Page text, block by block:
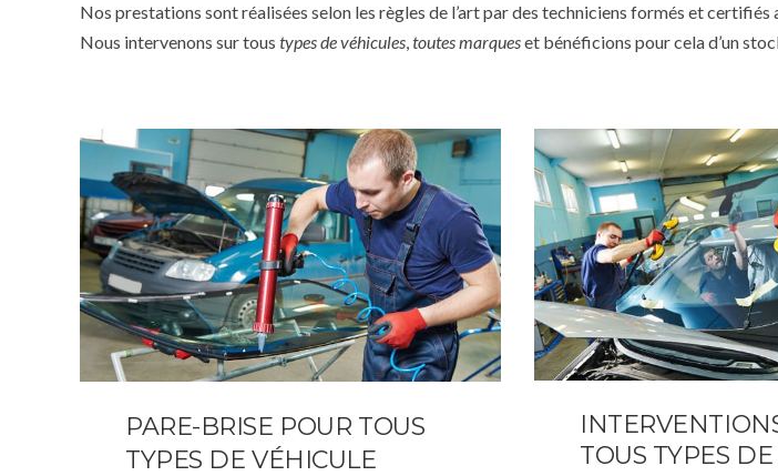
Nos prestations sont réalisées selon les règles de l’art par des techniciens formés et certifiés
Nous intervenons sur tous types de véhicules,toutes marqueset bénéficions pour cela d’un
PARE-BRISE POUR TOUS
TYPES DE VÉHICULE
TOUS TYPES